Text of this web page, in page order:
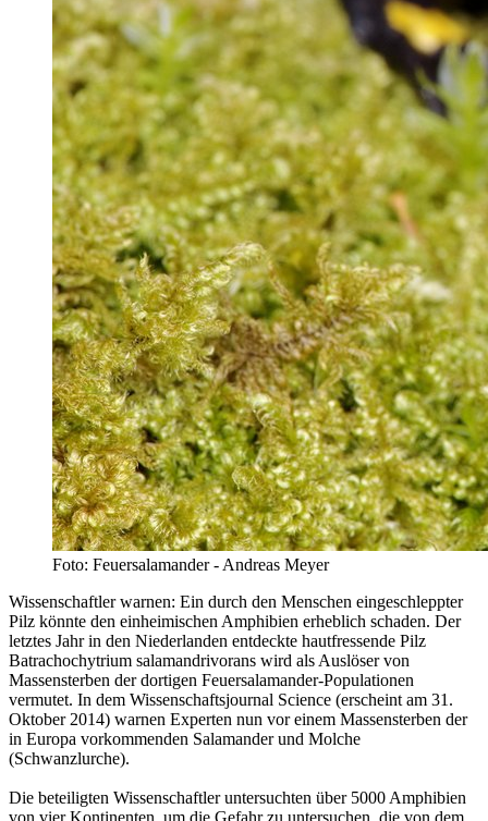
Foto: Feuersalamander - Andreas Meyer
Wissenschaftler warnen: Ein durch den Menschen eingeschleppter
Pilz könnte den einheimischen Amphibien erheblich schaden. Der
letztes Jahr in den Niederlanden entdeckte hautfressende Pilz
Batrachochytrium salamandrivorans wird als Auslöser von
Massensterben der dortigen Feuersalamander-Populationen
vermutet. In dem Wissenschaftsjournal Science (erscheint am 31.
Oktober 2014) warnen Experten nun vor einem Massensterben der
in Europa vorkommenden Salamander und Molche
(Schwanzlurche).
Die beteiligten Wissenschaftler untersuchten über 5000 Amphibien
von vier Kontinenten, um die Gefahr zu untersuchen, die von dem